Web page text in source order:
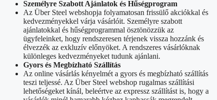
Személyre Szabott Ajánlatok és Hűségprogram
Az Über Steel webshopja folyamatosan frissülő akciókkal és
kedvezményekkel várja vásárlóit. Személyre szabott
ajánlatokkal és hűségprogrammal ösztönözzük az
ügyfeleinket, hogy rendszeresen térjenek vissza hozzánk és
élvezzék az exkluzív előnyöket. A rendszeres vásárlóknak
különleges kedvezményeket tudunk ajánlani.
Gyors és Megbízható Szállítás
Az online vásárlás kényelmét a gyors és megbízható szállítás
teszi teljessé. Az Über Steel webshop rugalmas szállítási
lehetőségeket kínál, beleértve az expressz szállítást is, hogy a